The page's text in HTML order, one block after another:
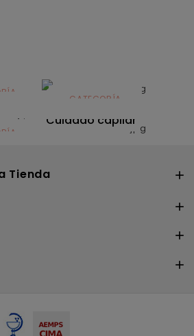
CATEGORÍA
Solares
Cuidado capilar
Tienda 


